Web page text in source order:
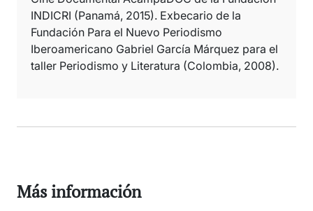
INDICRI (Panamá, 2015). Exbecario de la
Fundación Para el Nuevo Periodismo
Iberoamericano Gabriel García Márquez para el
taller Periodismo y Literatura (Colombia, 2008).
Más información